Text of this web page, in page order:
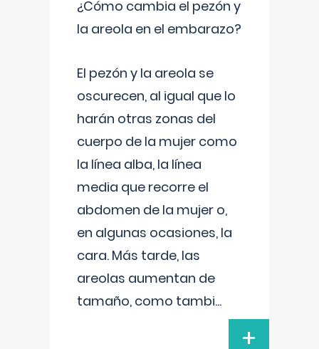
¿Cómo cambia el pezón y
la areola en el embarazo?
El pezón y la areola se
oscurecen, al igual que lo
harán otras zonas del
cuerpo de la mujer como
la línea alba, la línea
media que recorre el
abdomen de la mujer o,
en algunas ocasiones, la
cara. Más tarde, las
areolas aumentan de
tamaño, como tambi...
+